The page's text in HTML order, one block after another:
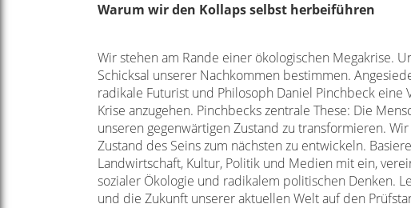
Warum wir den Kollaps selbst herbeiführen
Wir stehen am Rande einer ökologischen Megakrise.
Schicksal unserer Nachkommen bestimmen.
radikale Futurist und Philosoph Daniel Pinchbeck eine
Krise anzugehen. Pinchbecks zentrale These: Die
unseren gegenwärtigen Zustand zu transformieren.
Zustand des Seins zum nächsten zu entwickeln.
Landwirtschaft, Kultur, Politik und Medien mit ein,
sozialer Ökologie und radikalem politischen Denken.
und die Zukunft unserer aktuellen Welt auf den